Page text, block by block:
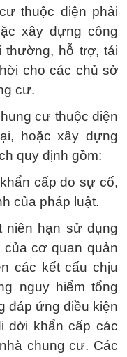
thuộc diện phải
xây dựng công
hỗ trợ, tái
cho các chủ sở
cư.
cư thuộc diện
hoặc xây dựng
quy định gồm:
cấp do sự cố,
của pháp luật.
niên hạn sử dụng
cơ quan quản
các kết cấu chịu
nguy hiểm tổng
đáp ứng điều kiện
dời khẩn cấp các
chung cư. Các